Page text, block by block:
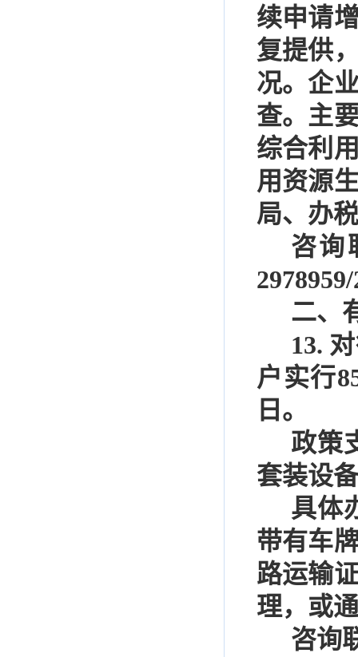
续申请
复提供
况。企
查。主
综合利
用资源
局、办
咨询
二、
13. 对
户实行
日。
政策
套装设
具体
带有车
路运输
理，或
咨询